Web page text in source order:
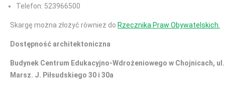
Telefon: 523966500
Skargę można złożyć również do Rzecznika Praw Obywatelskich.
Dostępność architektoniczna
Budynek Centrum Edukacyjno-Wdrożeniowego w Chojnicach, ul.
Marsz. J. Piłsudskiego 30 i 30a